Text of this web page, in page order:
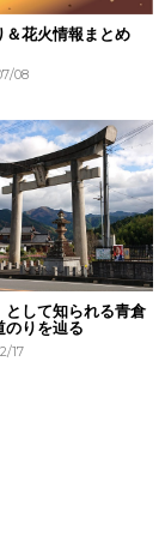
＆花火情報まとめ
08
として知られる青倉
のりを辿る
17